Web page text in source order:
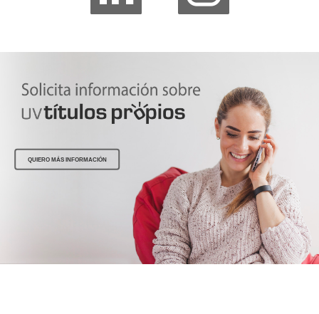
QUIERO MÁS INFORMACIÓN